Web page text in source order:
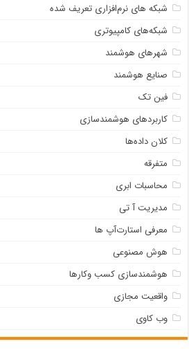
شبکه ‌های نرم‌افزاری تعریف شده
شبکه‌های کامپیوتری
شهرهای هوشمند
صنایع هوشمند
فین تک
کاربردهای هوشمندسازی
کلان داده‌ها
متفرقه
محاسبات ابری
مدیریت آ تی
معرفی استارت‌آپ ها
هوش مصنوعی
هوشمندسازی کسب وکارها
واقعیت مجازی
وب کاوی